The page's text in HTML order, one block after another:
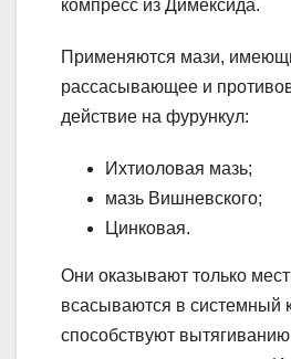
компресс из Димексида.
Применяются мази,
рассасывающее и
действие на фурункул:
Ихтиоловая мазь;
мазь Вишневского;
Цинковая.
Они оказывают только
всасываются в системный
способствуют вытягиванию